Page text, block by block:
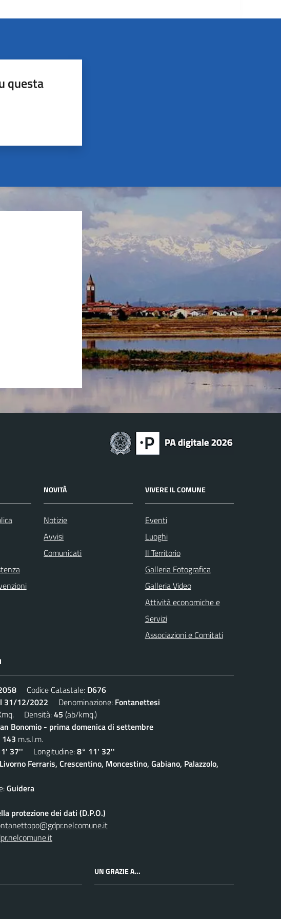
questa
NOVITÀ
Notizie
Avvisi
Comunicati
VIVERE IL COMUNE
Eventi
Luoghi
Il Territorio
Galleria Fotografica
Galleria Video
Attività economiche e
Servizi
Associazioni e Comitati
Codice Catastale: D676
31/12/2022 Denominazione: Fontanettesi
Densità:45 (ab/kmq.)
Bonomio - prima domenica di settembre
143 m.s.l.m.
37'' Longitudine:8° 11' 32''
Livorno Ferraris, Crescentino, Moncestino, Gabiano, Palazzolo,
Guidera
protezione dei dati (D.P.O.)
UN GRAZIE A...